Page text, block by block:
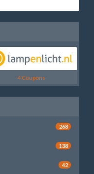
4 Coupons
268
138
42